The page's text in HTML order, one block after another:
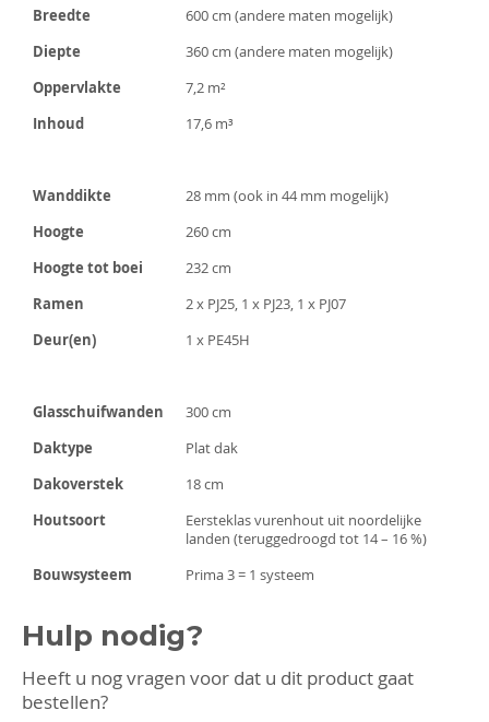
Breedte
600 cm (andere maten mogelijk)
Diepte
360 cm (andere maten mogelijk)
Oppervlakte
7,2 m²
Inhoud
17,6 m³
Wanddikte
28 mm (ook in 44 mm mogelijk)
Hoogte
260 cm
Hoogte tot boei
232 cm
Ramen
2 x PJ25, 1 x PJ23, 1 x PJ07
Deur(en)
1 x PE45H
Glasschuifwanden
300 cm
Daktype
Plat dak
Dakoverstek
18 cm
Houtsoort
Eersteklas vurenhout uit noordelijke
landen (teruggedroogd tot 14 – 16 %)
Bouwsysteem
Prima 3 = 1 systeem
Hulp nodig?
Heeft u nog vragen voor dat u dit product gaat
bestellen?